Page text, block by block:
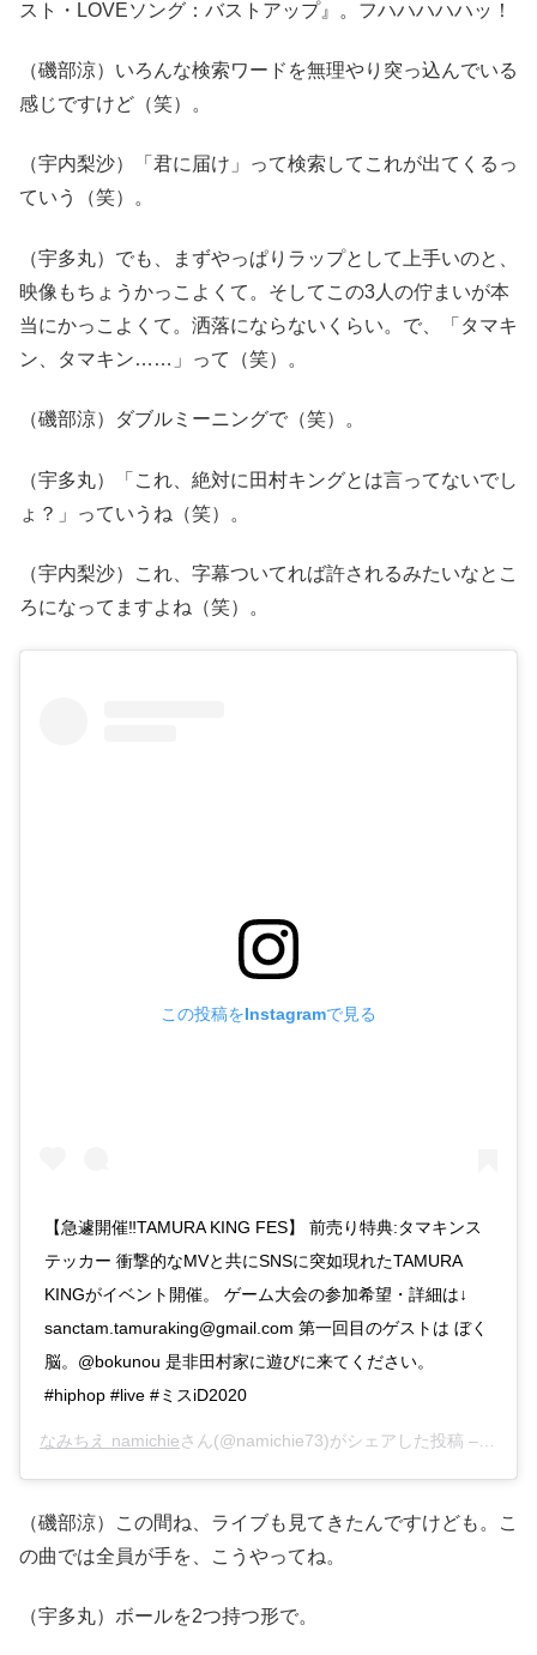
スト・LOVEソング：バストアップ』。フハハハハハッ！
（磯部涼）いろんな検索ワードを無理やり突っ込んでいる
感じですけど（笑）。
（宇内梨沙）「君に届け」って検索してこれが出てくるっ
ていう（笑）。
（宇多丸）でも、まずやっぱりラップとして上手いのと、
映像もちょうかっこよくて。そしてこの3人の佇まいが本
当にかっこよくて。洒落にならないくらい。で、「タマキ
ン、タマキン……」って（笑）。
（磯部涼）ダブルミーニングで（笑）。
（宇多丸）「これ、絶対に田村キングとは言ってないでし
ょ？」っていうね（笑）。
（宇内梨沙）これ、字幕ついてれば許されるみたいなとこ
ろになってますよね（笑）。
この投稿をInstagramで見る
【急遽開催‼︎TAMURA KING FES】 前売り特典:タマキンス
テッカー 衝撃的なMVと共にSNSに突如現れたTAMURA
KINGがイベント開催。 ゲーム大会の参加希望・詳細は↓
sanctam.tamuraking@gmail.com 第一回目のゲストは ぼく
脳。@bokunou 是非田村家に遊びに来てください。
#hiphop #live #ミスiD2020
なみちえ namichieさん(@namichie73)がシェアした投稿 – 2019
（磯部涼）この間ね、ライブも見てきたんですけども。こ
の曲では全員が手を、こうやってね。
（宇多丸）ボールを2つ持つ形で。